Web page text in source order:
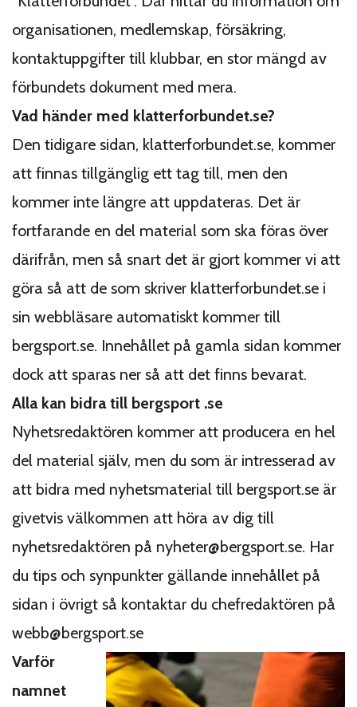
organisationen, medlemskap, försäkring,
kontaktuppgifter till klubbar, en stor mängd av
förbundets dokument med mera.
Vad händer med klatterforbundet.se?
Den tidigare sidan, klatterforbundet.se, kommer
att finnas tillgänglig ett tag till, men den
kommer inte längre att uppdateras. Det är
fortfarande en del material som ska föras över
därifrån, men så snart det är gjort kommer vi att
göra så att de som skriver klatterforbundet.se i
sin webbläsare automatiskt kommer till
bergsport.se. Innehållet på gamla sidan kommer
dock att sparas ner så att det finns bevarat.
Alla kan bidra till bergsport .se
Nyhetsredaktören kommer att producera en hel
del material själv, men du som är intresserad av
att bidra med nyhetsmaterial till bergsport.se är
givetvis välkommen att höra av dig till
nyhetsredaktören på nyheter@bergsport.se. Har
du tips och synpunkter gällande innehållet på
sidan i övrigt så kontaktar du chefredaktören på
webb@bergsport.se
Varför
namnet